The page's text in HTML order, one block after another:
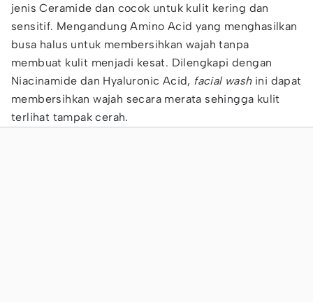
jenis Ceramide dan cocok untuk kulit kering dan
sensitif. Mengandung Amino Acid yang menghasilkan
busa halus untuk membersihkan wajah tanpa
membuat kulit menjadi kesat. Dilengkapi dengan
Niacinamide dan Hyaluronic Acid, facial washini dapat
membersihkan wajah secara merata sehingga kulit
terlihat tampak cerah.